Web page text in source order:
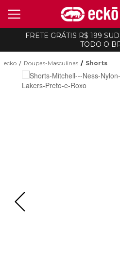
FRETE GRÁTIS R$ 199
TODO O
ecko Roupas-Masculinas Shorts